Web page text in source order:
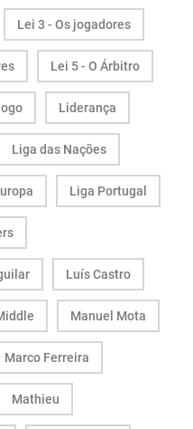
Lei 3 - Os jogadores
Lei 5 - O Árbitro
Liderança
Liga das Nações
Liga Portugal
Luís Castro
Manuel Mota
Marco Ferreira
Mathieu